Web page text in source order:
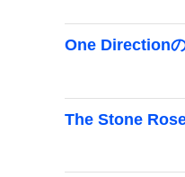
One Directionの
The Stone